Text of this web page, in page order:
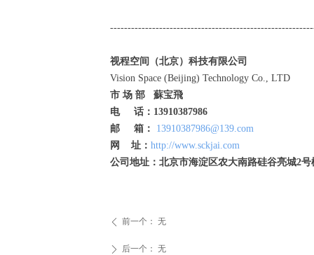
视程空间（北京）科技有限公司
Vision Space (Beijing) Technology Co., LTD
市 场 部
蘇宝飛
电
话： 13910387986
邮
箱：
13910387986@139.com
网
址： http://www.sckjai.com
公司地址： 北京市海淀区农大南路硅谷亮城2号
ꄴ 前一个： 无
ꄲ 后一个： 无